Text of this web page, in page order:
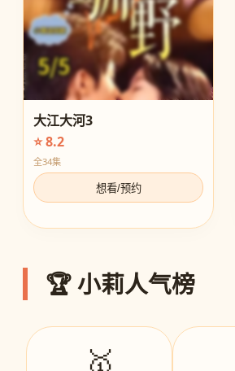
大江大河3
⭐ 8.2
全34集
想看/预约
🏆 小莉人气榜
🥇